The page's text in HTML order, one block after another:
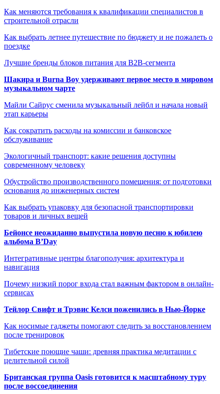
Как меняются требования к квалификации специалистов в
строительной отрасли
Как выбрать летнее путешествие по бюджету и не пожалеть о
поездке
Лучшие бренды блоков питания для B2B-сегмента
Шакира и Burna Boy удерживают первое место в мировом
музыкальном чарте
Майли Сайрус сменила музыкальный лейбл и начала новый
этап карьеры
Как сократить расходы на комиссии и банковское
обслуживание
Экологичный транспорт: какие решения доступны
современному человеку
Обустройство производственного помещения: от подготовки
основания до инженерных систем
Как выбрать упаковку для безопасной транспортировки
товаров и личных вещей
Бейонсе неожиданно выпустила новую песню к юбилею
альбома B’Day
Интегративные центры благополучия: архитектура и
навигация
Почему низкий порог входа стал важным фактором в онлайн-
сервисах
Тейлор Свифт и Трэвис Келси поженились в Нью-Йорке
Как носимые гаджеты помогают следить за восстановлением
после тренировок
Тибетские поющие чаши: древняя практика медитации с
целительной силой
Британская группа Oasis готовится к масштабному туру
после воссоединения